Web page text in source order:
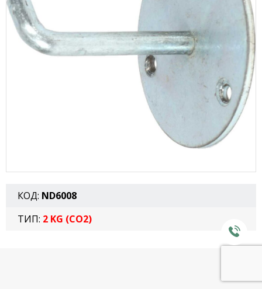
КОД: ND6008
ТИП: 2 KG (CO2)